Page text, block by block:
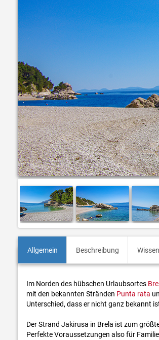
Allgemein Beschreibung
Im Norden des hübschen Urlaubsortes
mit den bekannten Stränden Punta rata
Unterschied, dass er nicht ganz bekannt
Der Strand Jakirusa in Brela ist zum
Perfekte Voraussetzungen also für